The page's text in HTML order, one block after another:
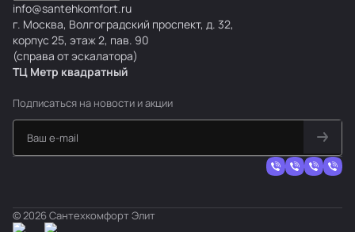
info@santehkomfort.ru
г. Москва, Волгоградский проспект, д. 32,
корпус 25, этаж 2, пав. 90
(справа от эскалатора)
ТЦ Метр квадратный
Подписаться на новости и акции
© 2026 Сантехкомфорт Элит